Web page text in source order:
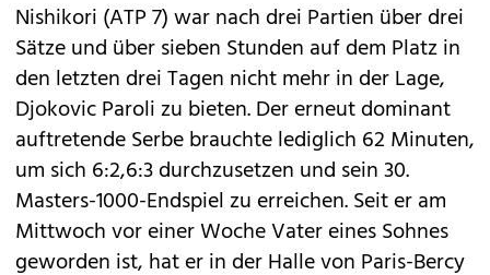
Nishikori (ATP 7) war nach drei Partien über drei
Sätze und über sieben Stunden auf dem Platz in
den letzten drei Tagen nicht mehr in der Lage,
Djokovic Paroli zu bieten. Der erneut dominant
auftretende Serbe brauchte lediglich 62 Minuten,
um sich 6:2,6:3 durchzusetzen und sein 30.
Masters-1000-Endspiel zu erreichen. Seit er am
Mittwoch vor einer Woche Vater eines Sohnes
geworden ist, hat er in der Halle von Paris-Bercy